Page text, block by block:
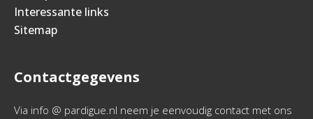
Interessante links
Sitemap
Contactgegevens
Via info @ pardigue.nl neem je eenvoudig contact met ons